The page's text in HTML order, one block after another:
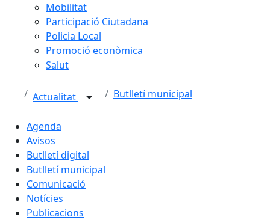
Mobilitat
Participació Ciutadana
Policia Local
Promoció econòmica
Salut
Actualitat Butlletí municipal
Agenda
Avisos
Butlletí digital
Butlletí municipal
Comunicació
Notícies
Publicacions